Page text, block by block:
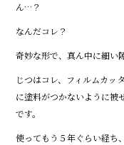
ん…？
なんだコレ？
奇妙な形で、真ん中に細い
じつはコレ、フィルムカッ
に塗料がつかないように被
です。
使ってもう５年ぐらい経ち